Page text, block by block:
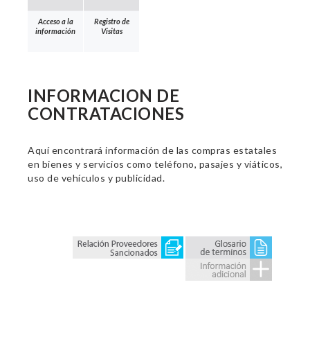
Acceso a la
información
Registro de
Visitas
INFORMACION DE
CONTRATACIONES
Aquí encontrará información de las compras estatales
en bienes y servicios como teléfono, pasajes y viáticos,
uso de vehículos y publicidad.